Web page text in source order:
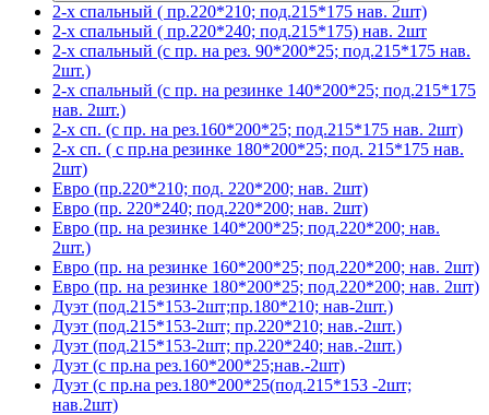
2-х спальный ( пр.220*210; под.215*175 нав. 2шт)
2-х спальный ( пр.220*240; под.215*175) нав. 2шт
2-х спальный (с пр. на рез. 90*200*25; под.215*175 нав.
2шт.)
2-х спальный (с пр. на резинке 140*200*25; под.215*175
нав. 2шт.)
2-х сп. (с пр. на рез.160*200*25; под.215*175 нав. 2шт)
2-х сп. ( с пр.на резинке 180*200*25; под. 215*175 нав.
2шт)
Евро (пр.220*210; под. 220*200; нав. 2шт)
Евро (пр. 220*240; под.220*200; нав. 2шт)
Евро (пр. на резинке 140*200*25; под.220*200; нав.
2шт.)
Евро (пр. на резинке 160*200*25; под.220*200; нав. 2шт)
Евро (пр. на резинке 180*200*25; под.220*200; нав. 2шт)
Дуэт (под.215*153-2шт;пр.180*210; нав-2шт.)
Дуэт (под.215*153-2шт; пр.220*210; нав.-2шт.)
Дуэт (под.215*153-2шт; пр.220*240; нав.-2шт.)
Дуэт (с пр.на рез.160*200*25;нав.-2шт)
Дуэт (с пр.на рез.180*200*25(под.215*153 -2шт;
нав.2шт)